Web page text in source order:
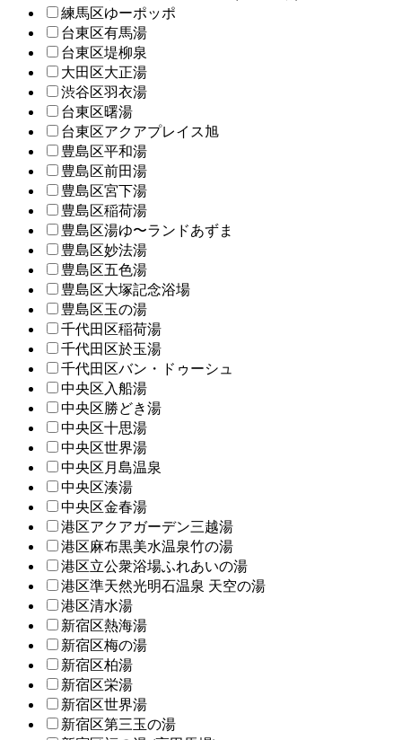
練馬区ゆーポッポ
台東区有馬湯
台東区堤柳泉
大田区大正湯
渋谷区羽衣湯
台東区曙湯
台東区アクアプレイス旭
豊島区平和湯
豊島区前田湯
豊島区宮下湯
豊島区稲荷湯
豊島区湯ゆ〜ランドあずま
豊島区妙法湯
豊島区五色湯
豊島区大塚記念浴場
豊島区玉の湯
千代田区稲荷湯
千代田区於玉湯
千代田区バン・ドゥーシュ
中央区入船湯
中央区勝どき湯
中央区十思湯
中央区世界湯
中央区月島温泉
中央区湊湯
中央区金春湯
港区アクアガーデン三越湯
港区麻布黒美水温泉竹の湯
港区立公衆浴場ふれあいの湯
港区準天然光明石温泉 天空の湯
港区清水湯
新宿区熱海湯
新宿区梅の湯
新宿区柏湯
新宿区栄湯
新宿区世界湯
新宿区第三玉の湯